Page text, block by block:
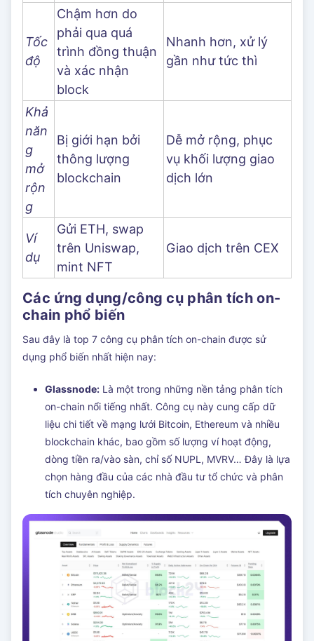
Tốc
độ
Chậm hơn do
phải qua quá
trình đồng thuận
và xác nhận
block
Nhanh hơn, xử lý
gần như tức thì
Khả
năn
g
mở
rộn
g
Bị giới hạn bởi
thông lượng
blockchain
Dễ mở rộng, phục
vụ khối lượng giao
dịch lớn
Ví
dụ
Gửi ETH, swap
trên Uniswap,
mint NFT
Giao dịch trên CEX
Các ứng dụng/công cụ phân tích on-
chain phổ biến
Sau đây là top 7 công cụ phân tích on-chain được sử
dụng phổ biến nhất hiện nay:
Glassnode: Là một trong những nền tảng phân tích
on-chain nổi tiếng nhất. Công cụ này cung cấp dữ
liệu chi tiết về mạng lưới Bitcoin, Ethereum và nhiều
blockchain khác, bao gồm số lượng ví hoạt động,
dòng tiền ra/vào sàn, chỉ số NUPL, MVRV… Đây là lựa
chọn hàng đầu của các nhà đầu tư tổ chức và phân
tích chuyên nghiệp.